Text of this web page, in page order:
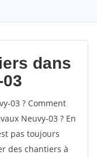
dans
03 ? Comment
Neuvy-03 ? En
pas toujours
des chantiers à